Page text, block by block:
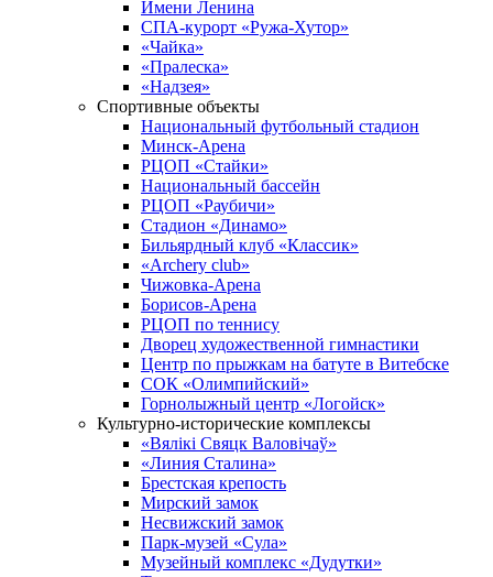
Имени Ленина
СПА-курорт «Ружа-Хутор»
«Чайка»
«Пралеска»
«Надзея»
Спортивные объекты
Национальный футбольный стадион
Минск-Арена
РЦОП «Стайки»
Национальный бассейн
РЦОП «Раубичи»
Стадион «Динамо»
Бильярдный клуб «Классик»
«Archery club»
Чижовка-Арена
Борисов-Арена
РЦОП по теннису
Дворец художественной гимнастики
Центр по прыжкам на батуте в Витебске
СОК «Олимпийский»
Горнолыжный центр «Логойск»
Культурно-исторические комплексы
«Вялікі Свяцк Валовічаў»
«Линия Сталина»
Брестская крепость
Мирский замок
Несвижский замок
Парк-музей «Сула»
Музейный комплекс «Дудутки»